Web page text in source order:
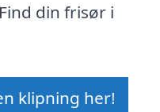
din frisør i
klipning her!